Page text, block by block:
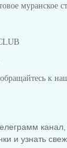
муранское
к
и узнать